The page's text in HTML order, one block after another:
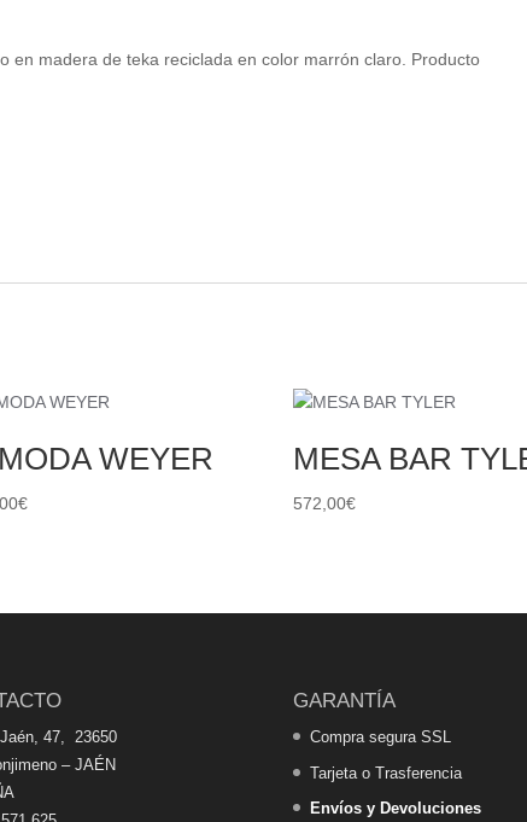
en madera de teka reciclada en color marrón claro. Producto
WEYER
€
MESA BAR
572,00€
47, 23650
– JAÉN
GARANTÍA
Compra segura SSL
Tarjeta o Trasferencia
Envíos y Devoluciones